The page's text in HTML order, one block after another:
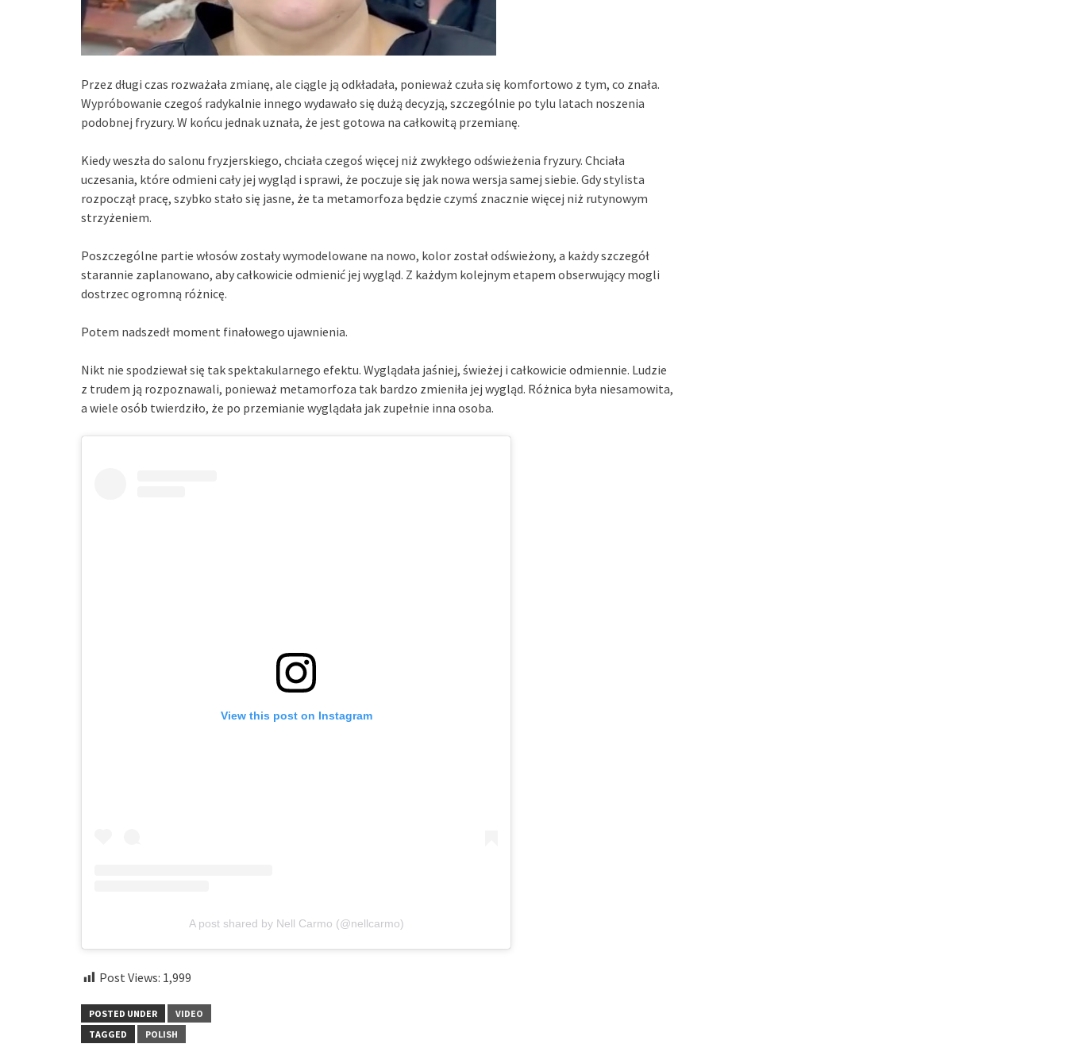
Przez długi czas rozważała zmianę, ale ciągle ją odkładała, ponieważ czuła się komfortowo z tym, co znała.
Wypróbowanie czegoś radykalnie innego wydawało się dużą decyzją, szczególnie po tylu latach noszenia
podobnej fryzury. W końcu jednak uznała, że jest gotowa na całkowitą przemianę.
Kiedy weszła do salonu fryzjerskiego, chciała czegoś więcej niż zwykłego odświeżenia fryzury. Chciała
uczesania, które odmieni cały jej wygląd i sprawi, że poczuje się jak nowa wersja samej siebie. Gdy stylista
rozpoczął pracę, szybko stało się jasne, że ta metamorfoza będzie czymś znacznie więcej niż rutynowym
strzyżeniem.
Poszczególne partie włosów zostały wymodelowane na nowo, kolor został odświeżony, a każdy szczegół
starannie zaplanowano, aby całkowicie odmienić jej wygląd. Z każdym kolejnym etapem obserwujący mogli
dostrzec ogromną różnicę.
Potem nadszedł moment finałowego ujawnienia.
Nikt nie spodziewał się tak spektakularnego efektu. Wyglądała jaśniej, świeżej i całkowicie odmiennie. Ludzie
z trudem ją rozpoznawali, ponieważ metamorfoza tak bardzo zmieniła jej wygląd. Różnica była niesamowita,
a wiele osób twierdziło, że po przemianie wyglądała jak zupełnie inna osoba.
View this post on Instagram
A post shared by Nell Carmo (@nellcarmo)
Post Views: 1,999
POSTED UNDER
VIDEO
TAGGED
POLISH